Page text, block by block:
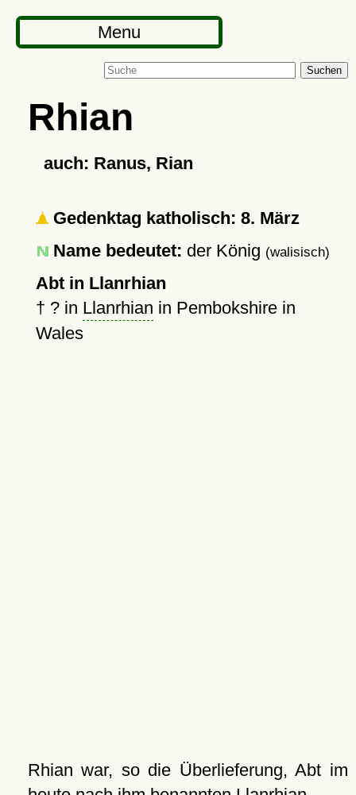
Menu
Suchen
Rhian
auch: Ranus, Rian
Gedenktag katholisch: 8. März
Name bedeutet: der König (walisisch)
Abt in Llanrhian
† ?in Llanrhian in Pembokshire in
Wales
Rhian war, so die Überlieferung, Abt im